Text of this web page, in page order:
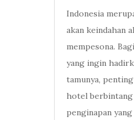
Indonesia
akan keindahan
mempesona.
yang ingin
tamunya,
hotel berbintang
penginapan